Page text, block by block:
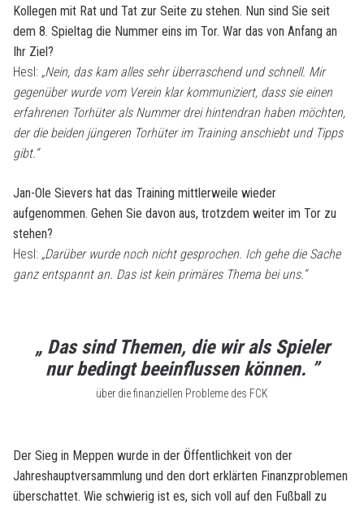
Kollegen mit Rat und Tat zur Seite zu stehen. Nun sind Sie seit
dem 8. Spieltag die Nummer eins im Tor. War das von Anfang an
Ihr Ziel?
Hesl: „Nein, das kam alles sehr überraschend und schnell. Mir
gegenüber wurde vom Verein klar kommuniziert, dass sie einen
erfahrenen Torhüter als Nummer drei hintendran haben möchten,
der die beiden jüngeren Torhüter im Training anschiebt und Tipps
gibt.“
Jan-Ole Sievers hat das Training mittlerweile wieder
aufgenommen. Gehen Sie davon aus, trotzdem weiter im Tor zu
stehen?
Hesl: „Darüber wurde noch nicht gesprochen. Ich gehe die Sache
ganz entspannt an. Das ist kein primäres Thema bei uns.“
„ Das sind Themen, die wir als Spieler
nur bedingt beeinflussen können. ”
über die finanziellen Probleme des FCK
Der Sieg in Meppen wurde in der Öffentlichkeit von der
Jahreshauptversammlung und den dort erklärten Finanzproblemen
überschattet. Wie schwierig ist es, sich voll auf den Fußball zu